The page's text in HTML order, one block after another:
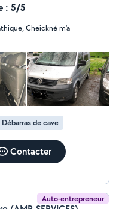
: 5/5
Cheickné m'a
Débarras de cave
Contacter
Auto-entrepreneur